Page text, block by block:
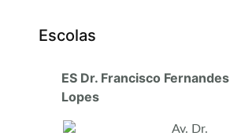
Escolas
ES Dr. Francisco Fernandes
Lopes
Av. Dr.